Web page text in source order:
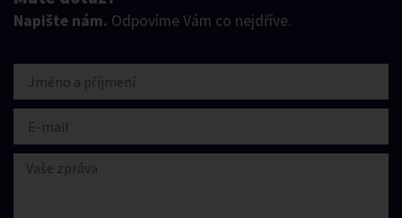
Napište nám. Odpovíme Vám co nejdříve.